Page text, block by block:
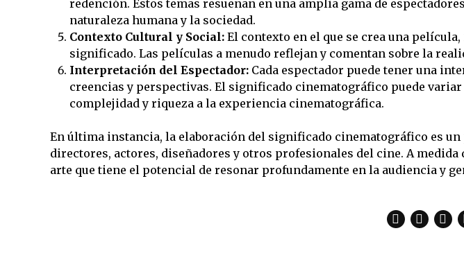
redención. Estos temas resuenan en una amplia gama de
naturaleza humana y la sociedad.
Contexto Cultural y Social:El contexto en el que se crea una
significado. Las películas a menudo reflejan y comentan sobre la
Interpretación del Espectador:Cada espectador puede tener una
creencias y perspectivas. El significado cinematográfico puede
complejidad y riqueza a la experiencia cinematográfica.
En última instancia, la elaboración del significado cinematográfico es
directores, actores, diseñadores y otros profesionales del cine. A
arte que tiene el potencial de resonar profundamente en la audiencia y